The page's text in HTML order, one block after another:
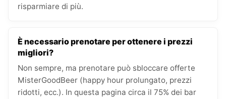
risparmiare di più.
È necessario prenotare per ottenere i prezzi
migliori?
Non sempre, ma prenotare può sbloccare offerte
MisterGoodBeer (happy hour prolungato, prezzi
ridotti, ecc.). In questa pagina circa il 75% dei bar